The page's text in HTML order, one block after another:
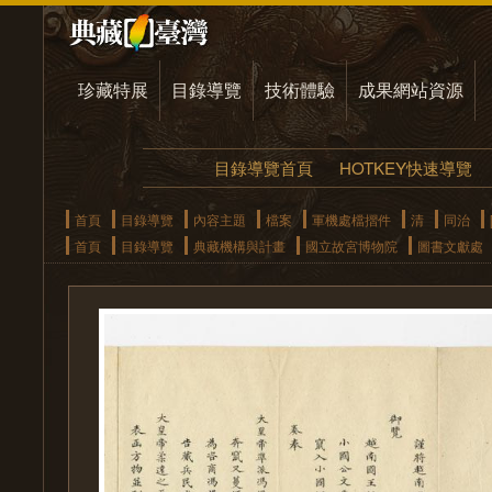
珍藏特展 目錄導覽 技術體驗 成果網站資源
目錄導覽首頁 HOTKEY快速導覽
首頁 目錄導覽 內容主題 檔案 軍機處檔摺件 清 同治
首頁
目錄導覽 典藏機構與計畫 國立故宮博物院 圖書文獻處